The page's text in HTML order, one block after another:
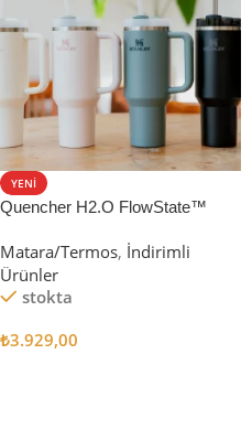
YENI
Quencher H2.O FlowState™
Matara/Termos, İndirimli
Ürünler
stokta
₺3.929,00